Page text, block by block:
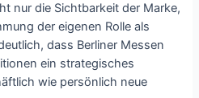
nur die Sichtbarkeit der Marke,
der eigenen Rolle als
dass Berliner Messen
ein strategisches
wie persönlich neue